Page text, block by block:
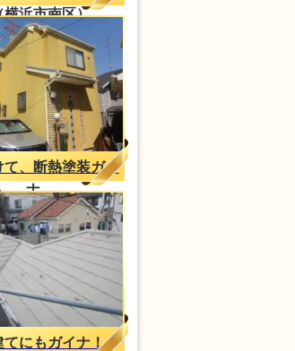
横浜市南区）
て、断熱塗装ガイ
ナ
てにもガイナ！